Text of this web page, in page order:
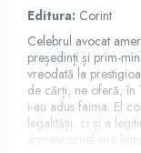
Editura: Corint
Celebrul avocat
președinți și prim-
vreodată la
de cărți, ne oferă, în
i-au adus faima. El
legalității, ci și a
armate israeliene